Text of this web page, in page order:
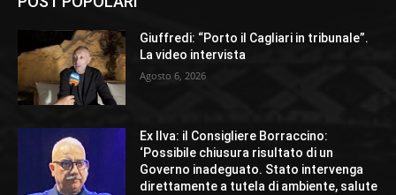
Giuffredi: “Porto il Cagliari in tribunale”.
La video intervista
Agosto 6, 2026
Ex Ilva: il Consigliere Borraccino:
‘Possibile chiusura risultato di un
Governo inadeguato. Stato intervenga
direttamente a tutela di ambiente, salute